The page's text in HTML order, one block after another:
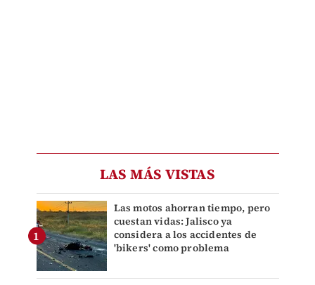
LAS MÁS VISTAS
Las motos ahorran tiempo, pero
cuestan vidas: Jalisco ya
considera a los accidentes de
'bikers' como problema